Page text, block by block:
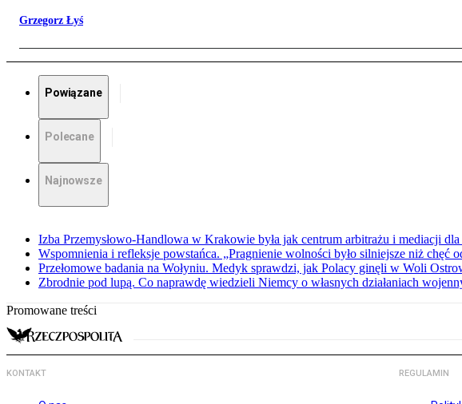
Grzegorz Łyś
Powiązane
Polecane
Najnowsze
Izba Przemysłowo-Handlowa w Krakowie była jak centrum arbitrażu i mediacji dla
Wspomnienia i refleksje powstańca. „Pragnienie wolności było silniejsze niż chęć
Przełomowe badania na Wołyniu. Medyk sprawdzi, jak Polacy ginęli w Woli
Zbrodnie pod lupą. Co naprawdę wiedzieli Niemcy o własnych działaniach
Promowane treści
KONTAKT REGULAMIN